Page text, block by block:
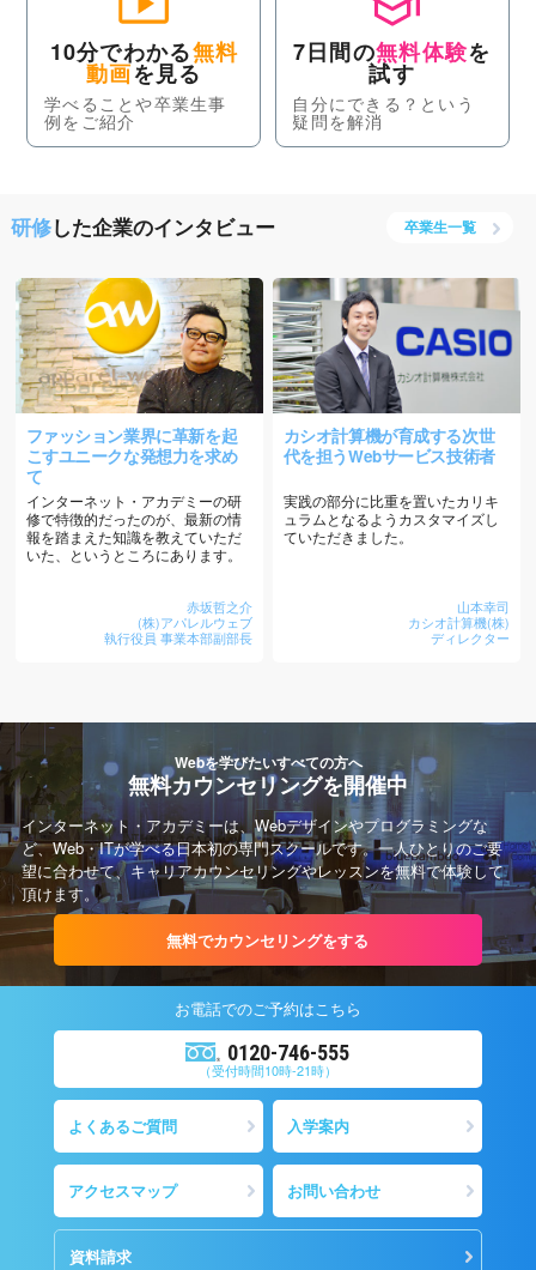
10分でわかる無料
動画を見る
学べることや卒業生事
例をご紹介
7日間の無料体験を
試す
自分にできる？という
疑問を解消
研修した企業のインタビュー 卒業生一覧
ファッション業界に革新を起
こすユニークな発想力を求め
て
インターネット・アカデミーの研
修で特徴的だったのが、最新の情
報を踏まえた知識を教えていただ
いた、というところにあります。
赤坂哲之介
(株)アパレルウェブ
執行役員 事業本部副部長
カシオ計算機が育成する次世
代を担うWebサービス技術者
実践の部分に比重を置いたカリキ
ュラムとなるようカスタマイズし
ていただきました。
山本幸司
カシオ計算機(株)
ディレクター
Webを学びたいすべての方へ
無料カウンセリングを開催中
インターネット・アカデミーは、Webデザインやプログラミングな
ど、Web・ITが学べる日本初の専門スクールです。一人ひとりのご要
望に合わせて、キャリアカウンセリングやレッスンを無料で体験して
頂けます。
無料でカウンセリングをする
お電話でのご予約はこちら
0120-746-555
（受付時間10時-21時）
よくあるご質問 入学案内
アクセスマップ お問い合わせ
資料請求